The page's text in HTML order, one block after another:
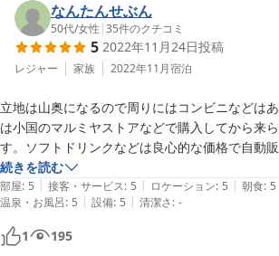
なんたんせぶん
50代/女性 |35件のクチコミ
5 2022年11月24日投稿
レジャー 家族 2022年11月宿泊
立地は山奥になるので周りにはコンビニなどは
は小国のマルミヤストアなどで購入してから来
す。ソフトドリンクなどは良心的な価格で自動販
お部屋はきれいにリニューアルされていてます。
食事も小さな小鉢がたくさん並び、お肉も多め、
です。朝ごはんも本当に美味しくてまた白米が美
特筆すべきはもちろん温泉。
続きを読む
部屋: 5 | 接客・サービス: 5 | ロケーション: 5 | 朝食: 5
温泉・お風呂: 5 | 設備: 5 | 清潔さ: -
1 195